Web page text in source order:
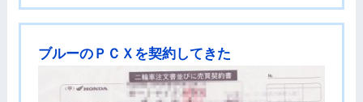
ブルーのＰＣＸを契約してきた